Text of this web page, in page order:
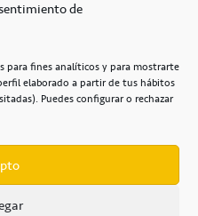
de
para fines analíticos y para mostrarte
elaborado a partir de tus hábitos
Puedes configurar o rechazar
– La Laguna